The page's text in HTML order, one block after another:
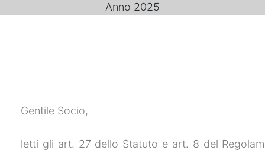
Anno 2025
Gentile Socio,
letti gli art. 27 dello Statuto e art. 8 del